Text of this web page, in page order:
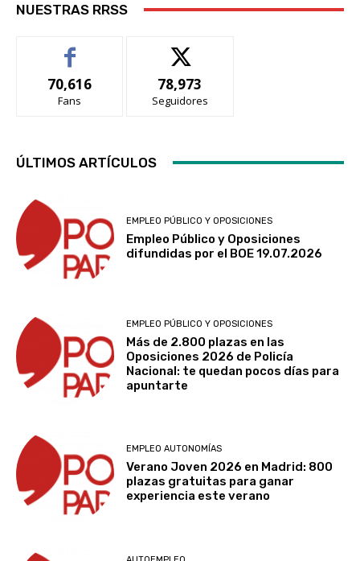
NUESTRAS RRSS
70,616
Fans
78,973
Seguidores
ÚLTIMOS ARTÍCULOS
EMPLEO PÚBLICO Y OPOSICIONES
Empleo Público y Oposiciones
difundidas por el BOE 19.07.2026
EMPLEO PÚBLICO Y OPOSICIONES
Más de 2.800 plazas en las
Oposiciones 2026 de Policía
Nacional: te quedan pocos días para
apuntarte
EMPLEO AUTONOMÍAS
Verano Joven 2026 en Madrid: 800
plazas gratuitas para ganar
experiencia este verano